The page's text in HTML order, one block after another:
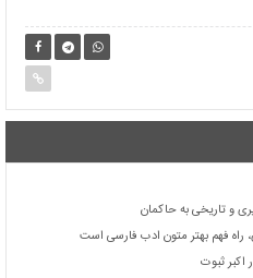
و تاریخی به حاکمان
فهم بهتر متون ادب فارسی است
ثبوت